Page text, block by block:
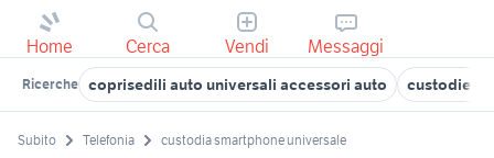
Home Cerca Vendi Messaggi
Ricerche coprisedili auto universali accessori auto custodie
Subito Telefonia custodia smartphone universale